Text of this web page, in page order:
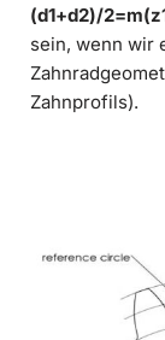
(d1+d2)/
sein, wenn wir
Zahnprofils).